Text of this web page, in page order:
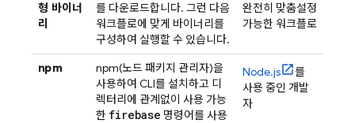
형 바이너
리
를 다운로드합니다. 그런 다음
워크플로에 맞게 바이너리를
구성하여 실행할 수 있습니다.
완전히 맞춤설정
가능한 워크플로
npm
npm(노드 패키지 관리자)을
사용하여 CLI를 설치하고 디
렉터리에 관계없이 사용 가능
한 firebase 명령어를 사용
Node.js
를
사용 중인 개발
자